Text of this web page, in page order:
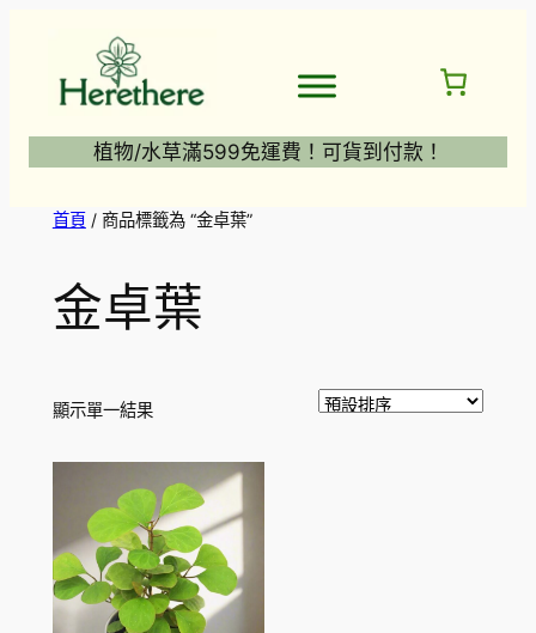
植物/水草滿599免運費！可貨到付款！
首頁/ 商品標籤為 “金卓葉”
金卓葉
顯示單一結果